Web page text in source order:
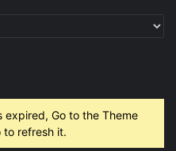
expired, Go to the Theme
refresh it.